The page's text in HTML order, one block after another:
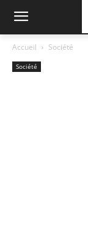
Accueil Société
Société